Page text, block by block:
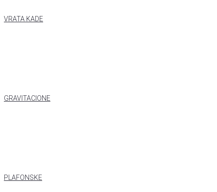
VRATA KADE
GRAVITACIONE
PLAFONSKE